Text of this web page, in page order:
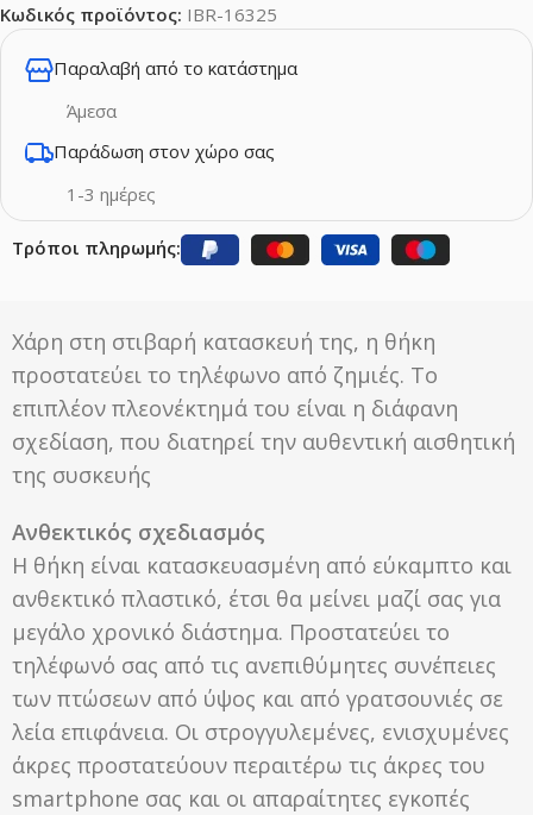
Κωδικός προϊόντος: IBR-16325
Παραλαβή από το κατάστημα
Άμεσα
Παράδωση στον χώρο σας
1-3 ημέρες
Τρόποι πληρωμής:
Χάρη στη στιβαρή κατασκευή της, η θήκη
προστατεύει το τηλέφωνο από ζημιές. Το
επιπλέον πλεονέκτημά του είναι η διάφανη
σχεδίαση, που διατηρεί την αυθεντική αισθητική
της συσκευής
Ανθεκτικός σχεδιασμός
Η θήκη είναι κατασκευασμένη από εύκαμπτο και
ανθεκτικό πλαστικό, έτσι θα μείνει μαζί σας για
μεγάλο χρονικό διάστημα. Προστατεύει το
τηλέφωνό σας από τις ανεπιθύμητες συνέπειες
των πτώσεων από ύψος και από γρατσουνιές σε
λεία επιφάνεια. Οι στρογγυλεμένες, ενισχυμένες
άκρες προστατεύουν περαιτέρω τις άκρες του
smartphone σας και οι απαραίτητες εγκοπές